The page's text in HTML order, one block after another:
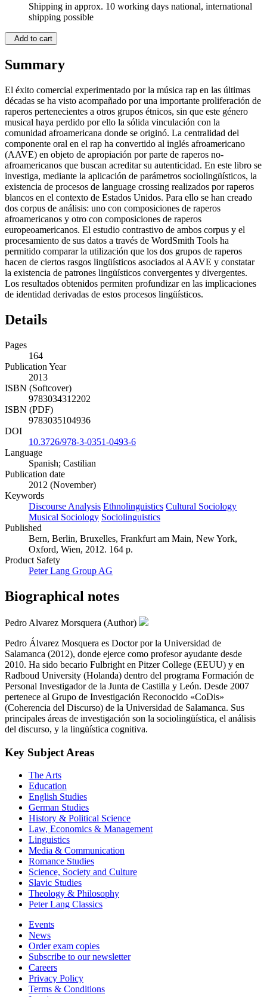
Shipping in approx. 10 working days national, international
shipping possible
Add to cart
Summary
El éxito comercial experimentado por la música rap en las últimas
décadas se ha visto acompañado por una importante proliferación de
raperos pertenecientes a otros grupos étnicos, sin que este género
musical haya perdido por ello la sólida vinculación con la
comunidad afroamericana donde se originó. La centralidad del
componente oral en el rap ha convertido al inglés afroamericano
(AAVE) en objeto de apropiación por parte de raperos no-
afroamericanos que buscan acreditar su autenticidad. En este libro se
investiga, mediante la aplicación de parámetros sociolingüísticos, la
existencia de procesos de language crossing realizados por raperos
blancos en el contexto de Estados Unidos. Para ello se han creado
dos corpus de análisis: uno con composiciones de raperos
afroamericanos y otro con composiciones de raperos
europeoamericanos. El estudio contrastivo de ambos corpus y el
procesamiento de sus datos a través de WordSmith Tools ha
permitido comparar la utilización que los dos grupos de raperos
hacen de ciertos rasgos lingüísticos asociados al AAVE y constatar
la existencia de patrones lingüísticos convergentes y divergentes.
Los resultados obtenidos permiten profundizar en las implicaciones
de identidad derivadas de estos procesos lingüísticos.
Details
Pages
164
Publication Year
2013
ISBN (Softcover)
9783034312202
ISBN (PDF)
9783035104936
DOI
10.3726/978-3-0351-0493-6
Language
Spanish; Castilian
Publication date
2012 (November)
Keywords
Discourse Analysis Ethnolinguistics Cultural Sociology
Musical Sociology Sociolinguistics
Published
Bern, Berlin, Bruxelles, Frankfurt am Main, New York,
Oxford, Wien, 2012. 164 p.
Product Safety
Peter Lang Group AG
Biographical notes
Pedro Alvarez Morsquera (Author)
Pedro Álvarez Mosquera es Doctor por la Universidad de
Salamanca (2012), donde ejerce como profesor ayudante desde
2010. Ha sido becario Fulbright en Pitzer College (EEUU) y en
Radboud University (Holanda) dentro del programa Formación de
Personal Investigador de la Junta de Castilla y León. Desde 2007
pertenece al Grupo de Investigación Reconocido «CoDis»
(Coherencia del Discurso) de la Universidad de Salamanca. Sus
principales áreas de investigación son la sociolingüística, el análisis
del discurso, y la lingüística cognitiva.
Key Subject Areas
The Arts
Education
English Studies
German Studies
History & Political Science
Law, Economics & Management
Linguistics
Media & Communication
Romance Studies
Science, Society and Culture
Slavic Studies
Theology & Philosophy
Peter Lang Classics
Events
News
Order exam copies
Subscribe to our newsletter
Careers
Privacy Policy
Terms & Conditions